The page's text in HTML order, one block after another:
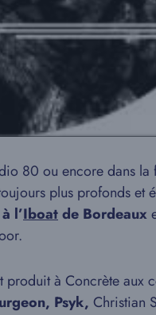
80 ou encore dans la
plus profonds
l’Iboatde Bordeaux
produit à Concrète aux
Psyk, Christian